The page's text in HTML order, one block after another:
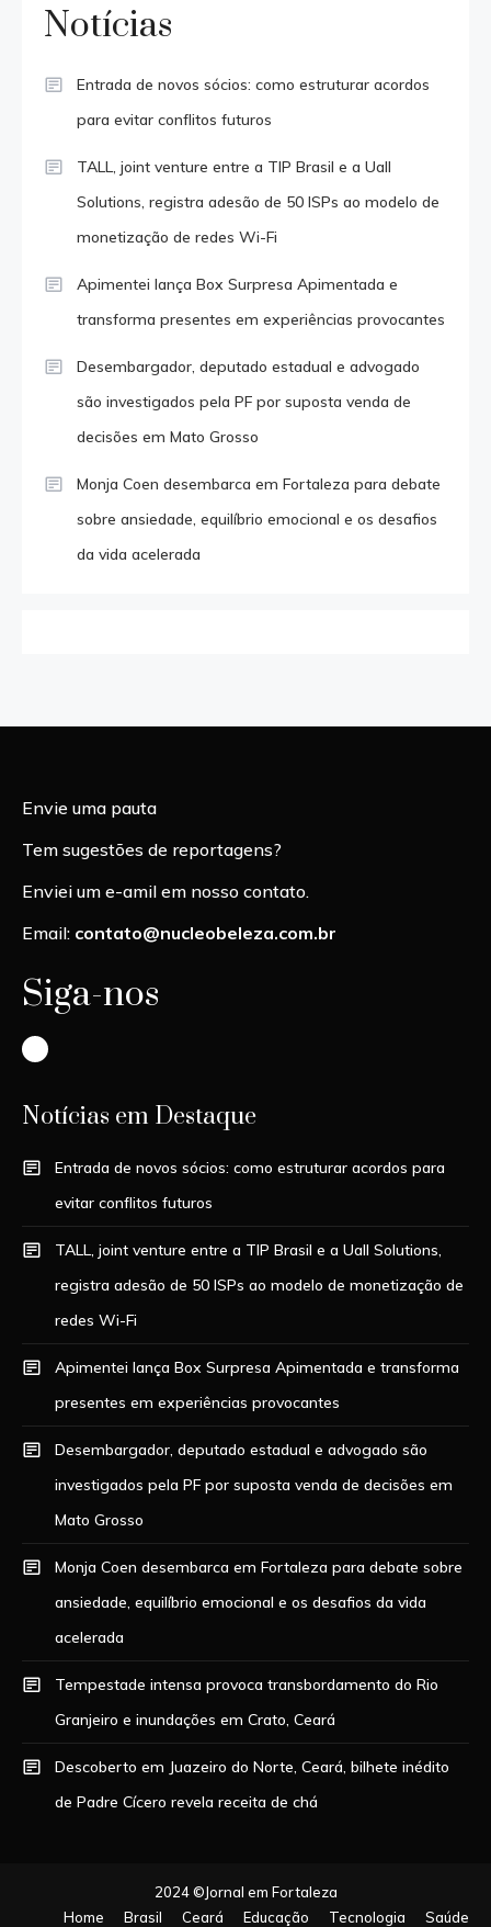
Notícias
Entrada de novos sócios: como estruturar acordos
para evitar conflitos futuros
TALL, joint venture entre a TIP Brasil e a Uall
Solutions, registra adesão de 50 ISPs ao modelo de
monetização de redes Wi-Fi
Apimentei lança Box Surpresa Apimentada e
transforma presentes em experiências provocantes
Desembargador, deputado estadual e advogado
são investigados pela PF por suposta venda de
decisões em Mato Grosso
Monja Coen desembarca em Fortaleza para debate
sobre ansiedade, equilíbrio emocional e os desafios
da vida acelerada
Envie uma pauta
Tem sugestões de reportagens?
Enviei um e-amil em nosso contato.
Email: contato@nucleobeleza.com.br
Siga-nos
Instagram
Notícias em Destaque
Entrada de novos sócios: como estruturar acordos para
evitar conflitos futuros
TALL, joint venture entre a TIP Brasil e a Uall Solutions,
registra adesão de 50 ISPs ao modelo de monetização de
redes Wi-Fi
Apimentei lança Box Surpresa Apimentada e transforma
presentes em experiências provocantes
Desembargador, deputado estadual e advogado são
investigados pela PF por suposta venda de decisões em
Mato Grosso
Monja Coen desembarca em Fortaleza para debate sobre
ansiedade, equilíbrio emocional e os desafios da vida
acelerada
Tempestade intensa provoca transbordamento do Rio
Granjeiro e inundações em Crato, Ceará
Descoberto em Juazeiro do Norte, Ceará, bilhete inédito
de Padre Cícero revela receita de chá
2024 ©Jornal em Fortaleza
Home
Brasil Ceará Educação Tecnologia Saúde